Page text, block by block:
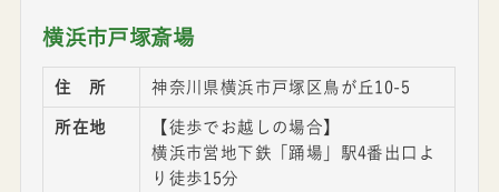
横浜市戸塚斎場
住 所 神奈川県横浜市戸塚区鳥が丘10-5
所在地
【徒歩でお越しの場合】
横浜市営地下鉄「踊場」駅4番出口よ
り徒歩15分